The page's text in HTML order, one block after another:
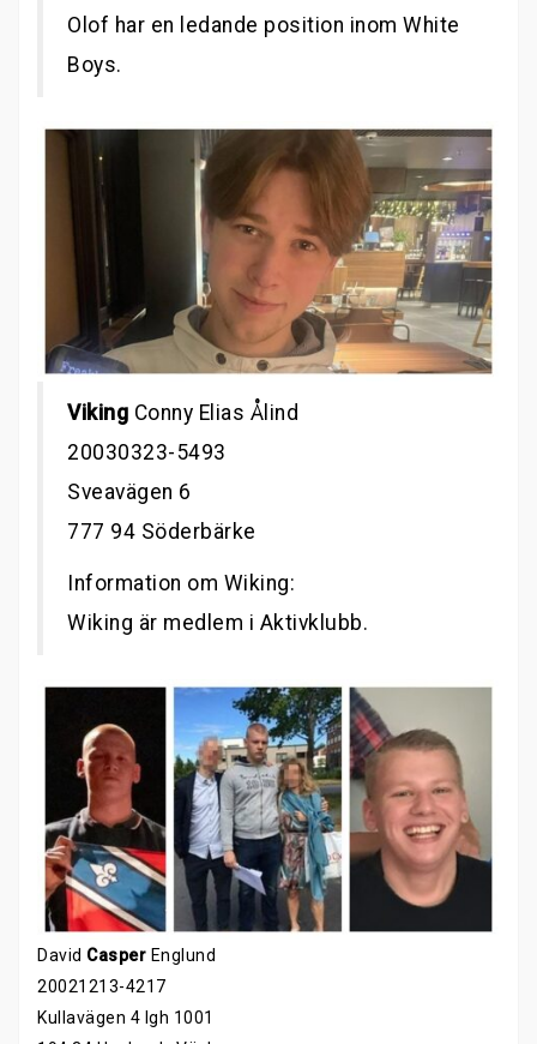
Olof har en ledande position inom White
Boys.
Viking Conny Elias Ålind
20030323-5493
Sveavägen 6
777 94 Söderbärke
Information om Wiking:
Wiking är medlem i Aktivklubb.
David Casper Englund
20021213-4217
Kullavägen 4 lgh 1001